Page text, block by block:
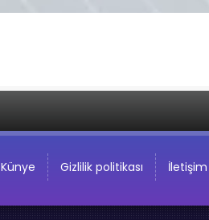
Künye Gizlilik politikası İletişim